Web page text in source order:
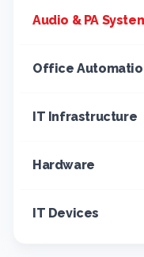
Audio & PA
Office
IT Infrastructure
Hardware
IT Devices